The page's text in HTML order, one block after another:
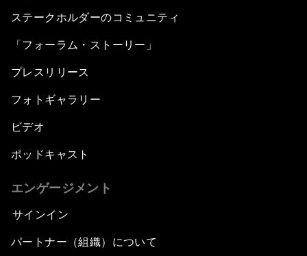
ステークホルダーのコミュニティ
「フォーラム・ストーリー」
プレスリリース
フォトギャラリー
ビデオ
ポッドキャスト
エンゲージメント
サインイン
パートナー（組織）について